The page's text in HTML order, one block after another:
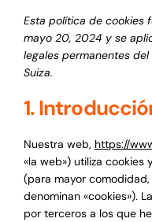
Esta política de cookies
mayo 20, 2024 y se
legales permanentes
Suiza.
1.
Nuestra web, https://
«la web») utiliza
(para mayor
denominan «cookies»).
por terceros a los que